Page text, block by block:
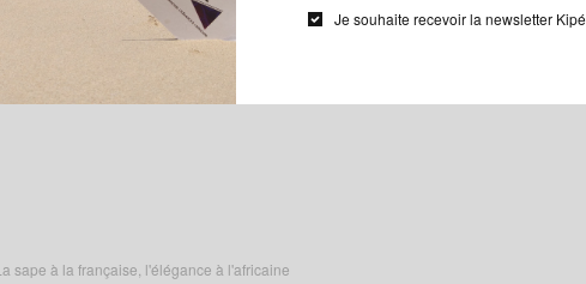
Je souhaite recevoir la newsletter Kipé
sape à la française, l'élégance à l'africaine